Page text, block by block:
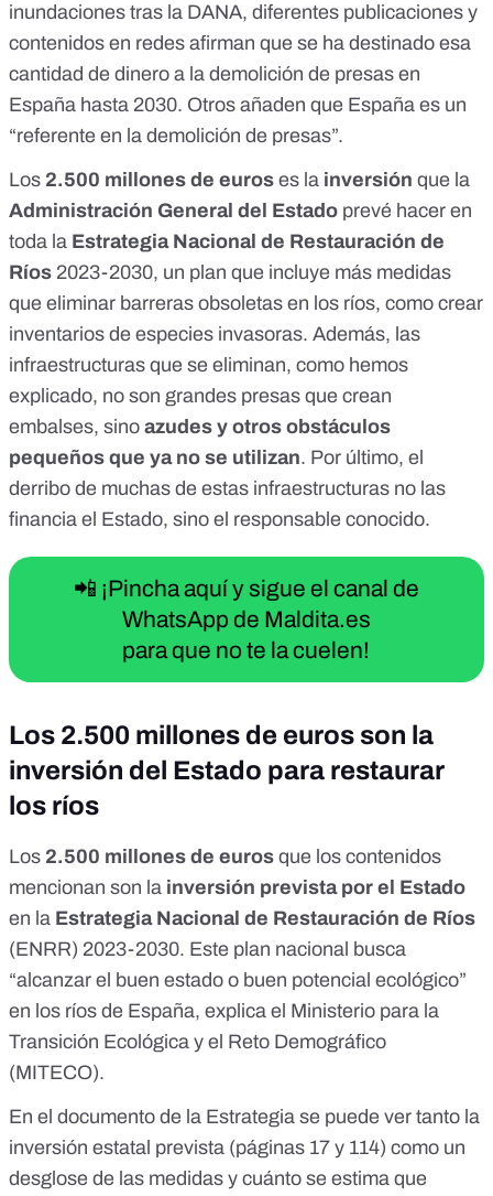
inundaciones tras la DANA, diferentes publicaciones y
contenidos en redes afirman que se ha destinado esa
cantidad de dinero a la demolición de presas en
España hasta 2030. Otros añaden que España es un
“referente en la demolición de presas”.
Los 2.500 millones de euros es la inversión que la
Administración General del Estado prevé hacer en
toda la Estrategia Nacional de Restauración de
Ríos 2023-2030, un plan que incluye más medidas
que eliminar barreras obsoletas en los ríos, como crear
inventarios de especies invasoras. Además, las
infraestructuras que se eliminan, como hemos
explicado, no son grandes presas que crean
embalses, sino azudes y otros obstáculos
pequeños que ya no se utilizan. Por último, el
derribo de muchas de estas infraestructuras no las
financia el Estado, sino el responsable conocido.
📲 ¡Pincha aquí y sigue el canal de
WhatsApp de Maldita.es
para que no te la cuelen!
Los 2.500 millones de euros son la
inversión del Estado para restaurar
los ríos
Los 2.500 millones de euros que los contenidos
mencionan son la inversión prevista por el Estado
en la Estrategia Nacional de Restauración de Ríos
(ENRR) 2023-2030. Este plan nacional busca
“alcanzar el buen estado o buen potencial ecológico”
en los ríos de España, explica el Ministerio para la
Transición Ecológica y el Reto Demográfico
(MITECO).
En el documento de la Estrategia se puede ver tanto la
inversión estatal prevista (páginas 17 y 114) como un
desglose de las medidas y cuánto se estima que